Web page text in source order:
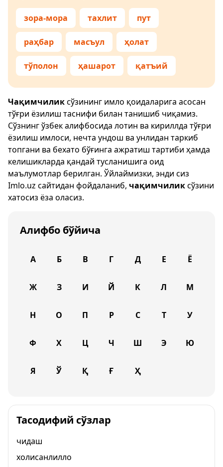
зора-мора тахлит пут
раҳбар масъул ҳолат
тўполон ҳашарот қатъий
Чақимчиликсўзининг имло қоидаларига асосан
тўғри ёзилиш таснифи билан танишиб чиқамиз.
Сўзнинг ўзбек алифбосида лотин ва кириллда тўғри
ёзилиш имлоси, нечта ундош ва унлидан таркиб
топгани ва бехато бўғинга ажратиш тартиби ҳамда
келишикларда қандай тусланишига оид
маълумотлар берилган. Ўйлаймизки, энди сиз
Imlo.uz сайтидан фойдаланиб, чақимчиликсўзини
хатосиз ёза оласиз.
Алифбо бўйича
А Б В Г Д Е Ё
Ж З И Й К Л М
Н О П Р С Т У
Ф Х Ц Ч Ш Э Ю
Я Ў Қ Ғ Ҳ
Тасодифий сўзлар
чидаш
холисанлилло